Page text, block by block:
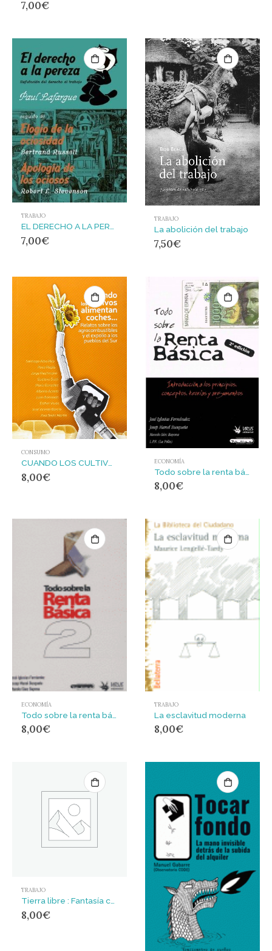
7,00€
TRABAJO
EL DERECHO A LA PEREZA
7,00€
TRABAJO
La abolición del trabajo
7,50€
CONSUMO
8,00€
ECONOMÍA
8,00€
ECONOMÍA
8,00€
TRABAJO
La esclavitud moderna
8,00€
TRABAJO
8,00€